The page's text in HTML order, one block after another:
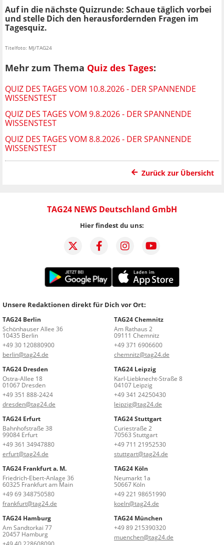
Auf in die nächste Quizrunde: Schaue täglich vorbei
und stelle Dich den herausfordernden Fragen im
Tagesquiz.
Titelfoto: MJ/TAG24
Mehr zum Thema Quiz des Tages:
QUIZ DES TAGES VOM 10.8.2026 - DER SPANNENDE
WISSENSTEST
QUIZ DES TAGES VOM 9.8.2026 - DER SPANNENDE
WISSENSTEST
QUIZ DES TAGES VOM 8.8.2026 - DER SPANNENDE
WISSENSTEST
Zurück zur Übersicht
TAG24 NEWS Deutschland GmbH
Hier findest du uns:
Unsere Redaktionen direkt für Dich vor Ort:
TAG24 Berlin
Schönhauser Allee 36
10435 Berlin
+49 30 120880900
berlin@tag24.de
TAG24 Chemnitz
Am Rathaus 2
09111 Chemnitz
+49 371 6906600
chemnitz@tag24.de
TAG24 Dresden
Ostra-Allee 18
01067 Dresden
+49 351 888-2424
dresden@tag24.de
TAG24 Leipzig
Karl-Liebknecht-Straße 8
04107 Leipzig
+49 341 24250430
leipzig@tag24.de
TAG24 Erfurt
Bahnhofstraße 38
99084 Erfurt
+49 361 34947880
erfurt@tag24.de
TAG24 Stuttgart
Curiestraße 2
70563 Stuttgart
+49 711 21952530
stuttgart@tag24.de
TAG24 Frankfurt a. M.
Friedrich-Ebert-Anlage 36
60325 Frankfurt am Main
+49 69 348750580
frankfurt@tag24.de
TAG24 Köln
Neumarkt 1a
50667 Köln
+49 221 98651990
koeln@tag24.de
TAG24 Hamburg
Am Sandtorkai 77
20457 Hamburg
TAG24 München
+49 89 215390320
muenchen@tag24.de